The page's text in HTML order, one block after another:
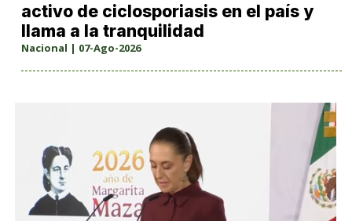
activo de ciclosporiasis en el país y
llama a la tranquilidad
Nacional | 07-Ago-2026